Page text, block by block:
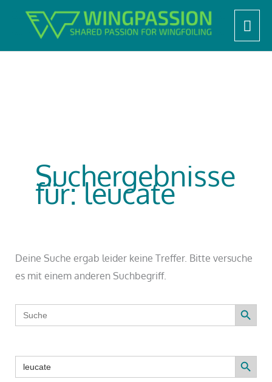
Start Suchergebnisse für: leucate
Suchergebnisse
für:leucate
Deine Suche ergab leider keine Treffer. Bitte versuche
es mit einem anderen Suchbegriff.
Search
for:
Search Button
Search
for:
Search Button